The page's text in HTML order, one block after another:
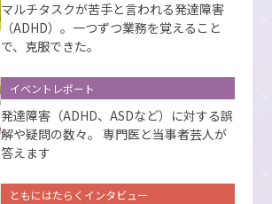
マルチタスクが苦手と言われる発達障害
（ADHD）。一つずつ業務を覚えること
で、克服できた。
イベントレポート
発達障害（ADHD、ASDなど）に対する誤
解や疑問の数々。 専門医と当事者芸人が
答えます
ともにはたらくインタビュー